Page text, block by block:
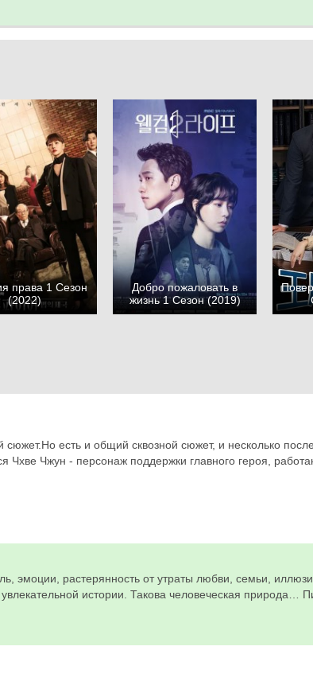
права 1 Сезон
(2022)
Добро пожаловать в
жизнь 1 Сезон (2019)
сюжет.Но есть и общий сквозной сюжет, и несколько
Чжун - персонаж поддержки главного героя,
эмоции, растерянность от утраты любви, семьи,
истории. Такова человеческая природа…